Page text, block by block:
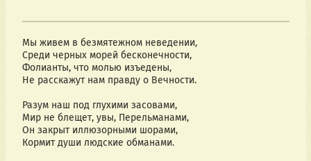
Мы живем в безмятежном неведении,
Среди черных морей бесконечности,
Фолианты, что молью изъедены,
Не расскажут нам правду о Вечности.
Разум наш под глухими засовами,
Мир не блещет, увы, Перельманами,
Он закрыт иллюзорными шорами,
Кормит души людские обманами.